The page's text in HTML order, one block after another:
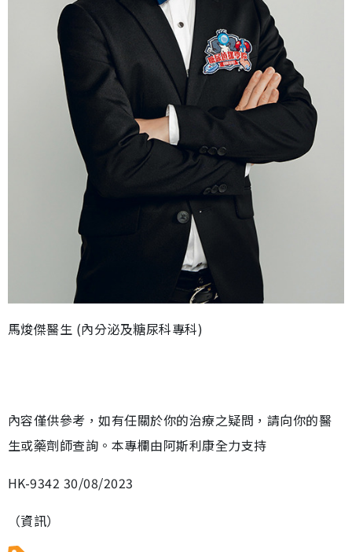
馬焌傑醫生 (內分泌及糖尿科專科)
內容僅供參考，如有任關於你的治療之疑問，請向你的醫
生或藥劑師查詢。本專欄由阿斯利康全力支持
HK-9342 30/08/2023
（資訊）